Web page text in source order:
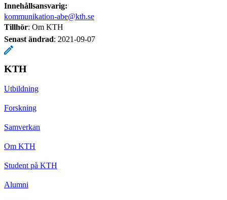
Innehållsansvarig:
kommunikation-abe@kth.se
Tillhör: Om KTH
Senast ändrad: 2021-09-07
KTH
Utbildning
Forskning
Samverkan
Om KTH
Student på KTH
Alumni